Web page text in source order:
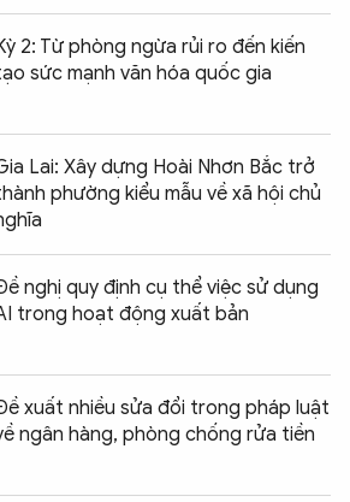
2: Từ phòng ngừa rủi ro đến kiến
sức mạnh văn hóa quốc gia
Lai: Xây dựng Hoài Nhơn Bắc trở
phường kiểu mẫu về xã hội chủ
nghị quy định cụ thể việc sử dụng
trong hoạt động xuất bản
xuất nhiều sửa đổi trong pháp luật
ngân hàng, phòng chống rửa tiền